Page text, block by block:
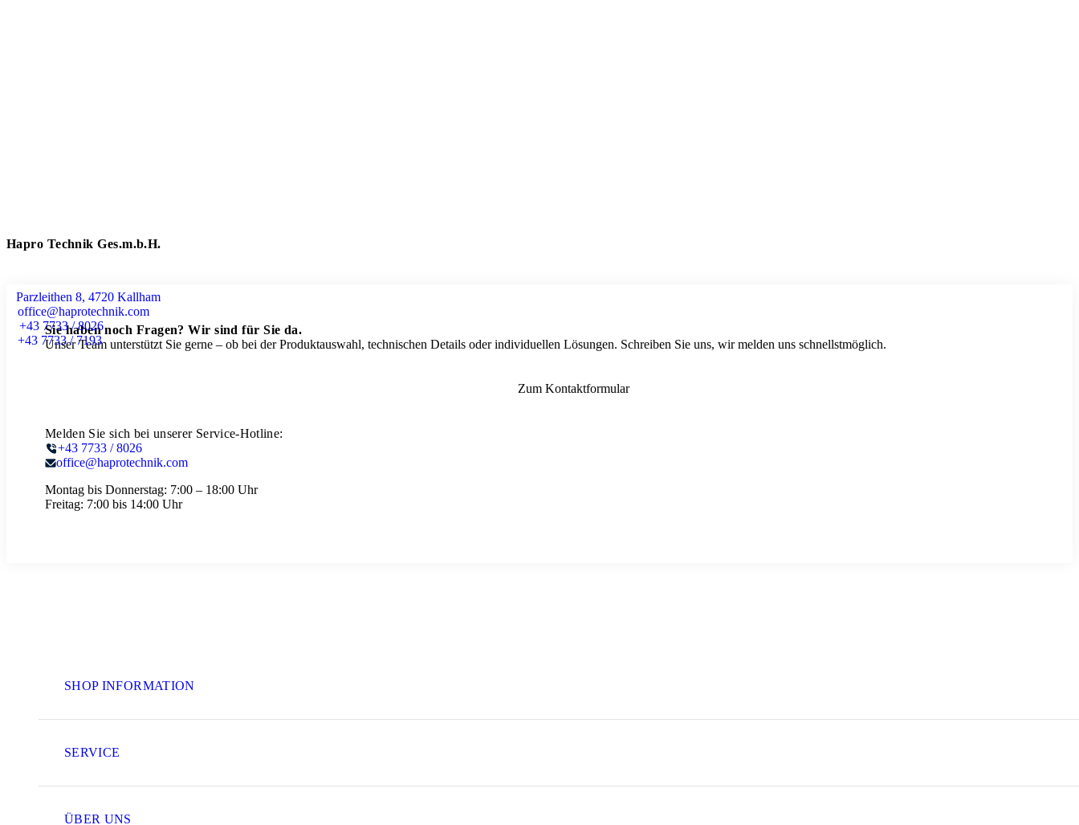
Hapro Technik Ges.m.b.H.
Parzleithen 8, 4720 Kallham
office@haprotechnik.com
+43 7733 / 8026
+43 7733 / 7193
Sie haben noch Fragen? Wir sind für Sie da.
Unser Team unterstützt Sie gerne – ob bei der Produktauswahl, technischen Details oder individuellen Lösungen. Schreiben Sie uns, wir melden uns schnellstmöglich.
Zum Kontaktformular
Melden Sie sich bei unserer Service-Hotline:
+43 7733 / 8026
office@haprotechnik.com
Montag bis Donnerstag: 7:00 – 18:00 Uhr
Freitag: 7:00 bis 14:00 Uhr
SHOP INFORMATION
SERVICE
ÜBER UNS